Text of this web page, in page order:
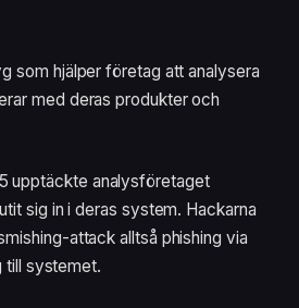
som hjälper företag att analysera
med deras produkter och
upptäckte analysföretaget
sig in i deras system. Hackarna
attack alltså phishing via
till systemet.